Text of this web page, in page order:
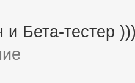
Бета-тестер